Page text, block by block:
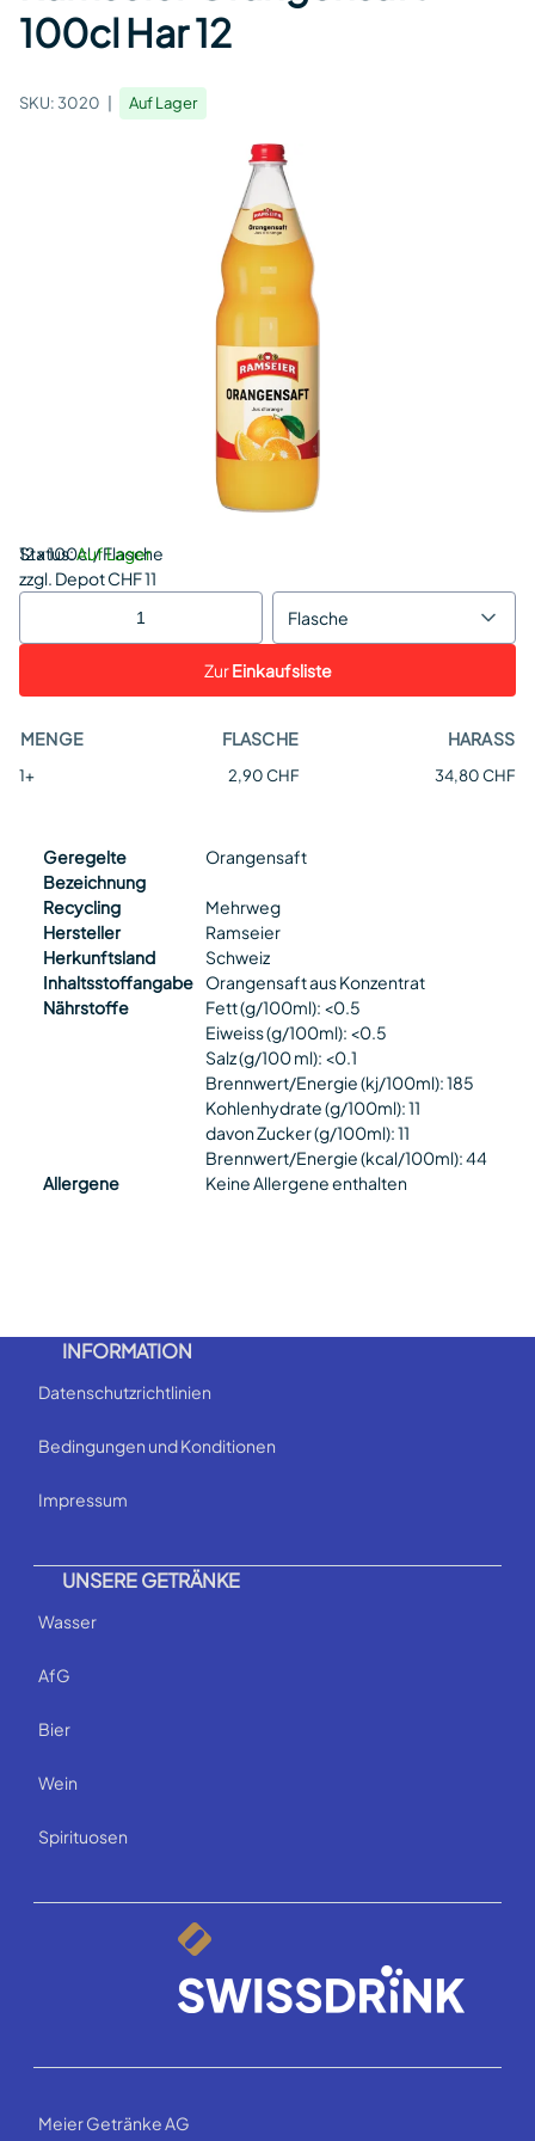
100cl Har 12
SKU:3020 Auf Lager
Status:Auf Lager
12 x 100cl / Flasche
zzgl. Depot CHF 11
Flasche
ZurEinkaufsliste
MENGE FLASCHE HARASS
1+ 2,90 CHF 34,80 CHF
Geregelte
Bezeichnung
Orangensaft
Recycling
Mehrweg
Hersteller
Ramseier
Herkunftsland
Schweiz
Inhaltsstoffangabe
Orangensaft aus Konzentrat
Nährstoffe
Fett (g/100ml): <0.5
Eiweiss (g/100ml): <0.5
Salz (g/100 ml): <0.1
Brennwert/Energie (kj/100ml): 185
Kohlenhydrate (g/100ml): 11
davon Zucker (g/100ml): 11
Brennwert/Energie (kcal/100ml): 44
Allergene
Keine Allergene enthalten
INFORMATION
Datenschutzrichtlinien
Bedingungen und Konditionen
Impressum
UNSERE GETRÄNKE
Wasser
AfG
Bier
Wein
Spirituosen
Meier Getränke AG